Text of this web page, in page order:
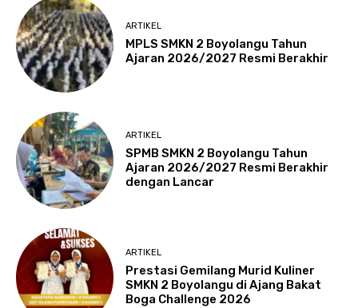
ARTIKEL
MPLS SMKN 2 Boyolangu Tahun
Ajaran 2026/2027 Resmi Berakhir
ARTIKEL
SPMB SMKN 2 Boyolangu Tahun
Ajaran 2026/2027 Resmi Berakhir
dengan Lancar
ARTIKEL
Prestasi Gemilang Murid Kuliner
SMKN 2 Boyolangu di Ajang Bakat
Boga Challenge 2026